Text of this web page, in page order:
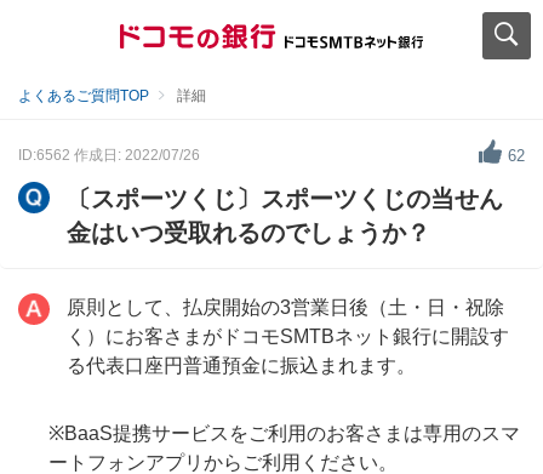
よくあるご質問TOP 詳細
ID:6562 作成日: 2022/07/26 62
〔スポーツくじ〕スポーツくじの当せん
金はいつ受取れるのでしょうか？
原則として、払戻開始の3営業日後（土・日・祝除
く）にお客さまがドコモSMTBネット銀行に開設す
る代表口座円普通預金に振込まれます。
※BaaS提携サービスをご利用のお客さまは専用のスマ
ートフォンアプリからご利用ください。